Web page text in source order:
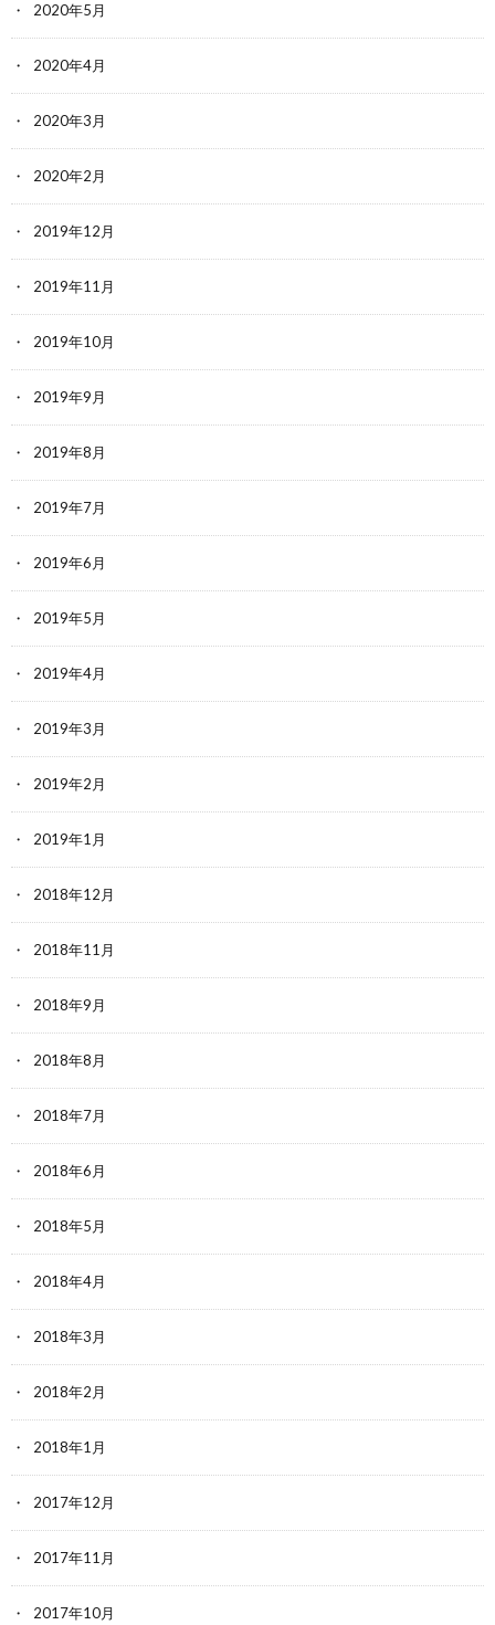
2020年5月
2020年4月
2020年3月
2020年2月
2019年12月
2019年11月
2019年10月
2019年9月
2019年8月
2019年7月
2019年6月
2019年5月
2019年4月
2019年3月
2019年2月
2019年1月
2018年12月
2018年11月
2018年9月
2018年8月
2018年7月
2018年6月
2018年5月
2018年4月
2018年3月
2018年2月
2018年1月
2017年12月
2017年11月
2017年10月